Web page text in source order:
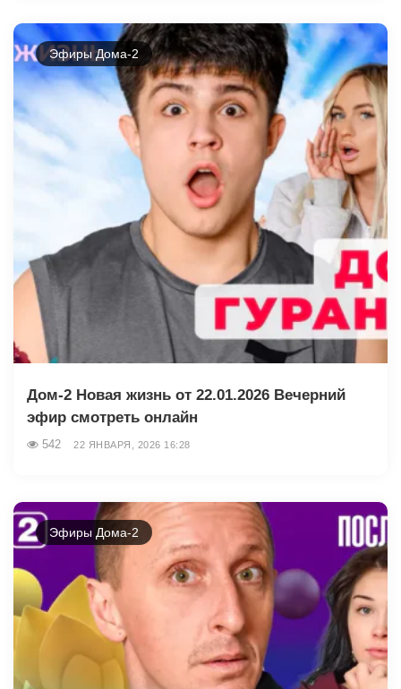
Эфиры Дома-2
Дом-2 Новая жизнь от 22.01.2026 Вечерний
эфир смотреть онлайн
542 22 ЯНВАРЯ, 2026 16:28
Эфиры Дома-2